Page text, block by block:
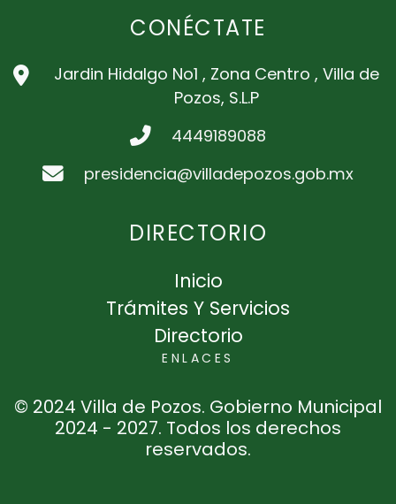
CONÉCTATE
Jardin Hidalgo No1 , Zona Centro , Villa de
Pozos, S.L.P
4449189088
presidencia@villadepozos.gob.mx
DIRECTORIO
Inicio
Trámites Y Servicios
Directorio
ENLACES
© 2024 Villa de Pozos. Gobierno Municipal
2024 - 2027. Todos los derechos
reservados.